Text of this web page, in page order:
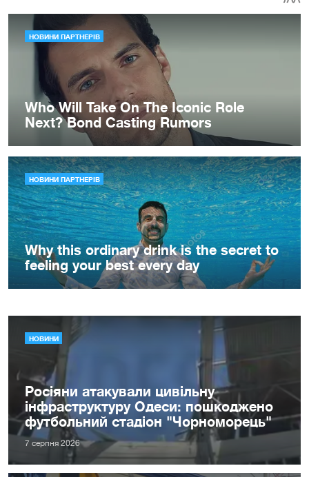
НОВИНИ
Росіяни атакували цивільну
інфраструктуру Одеси: пошкоджено
футбольний стадіон "Чорноморець"
7 серпня 2026